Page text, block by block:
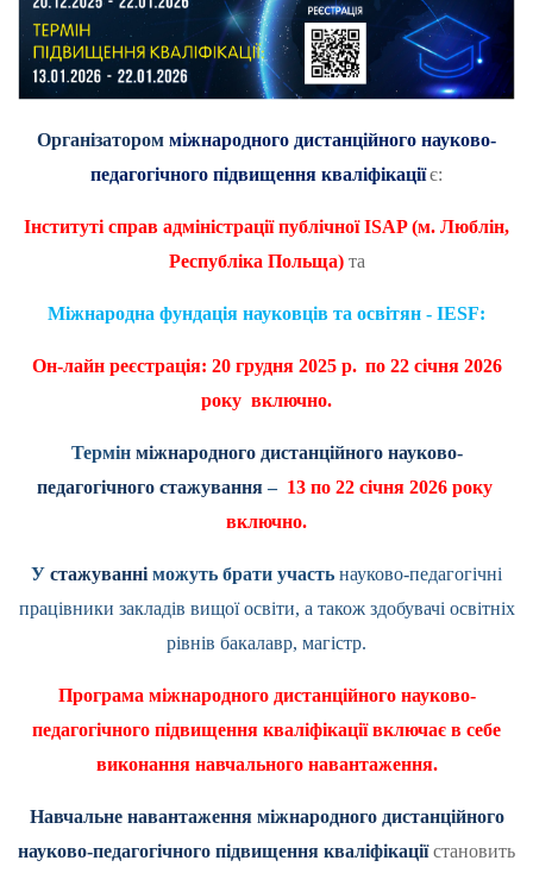
Організатором міжнародного дистанційного науково-
педагогічного підвищення кваліфікаціїє:
Інституті справ адміністрації публічноїISAP(м. Люблін,
Республіка Польща)та
Міжнародна фундація науковців та освітян - IESF:
Он-лайн реєстрація: 20 грудня 2025 р. по 22січня 2026
року включно.
Термін міжнародного дистанційного науково-
педагогічного стажування– 13 по 22січня 2026 року
включно.
У стажуванні можуть брати участь науково-педагогічні
працівники закладів вищої освіти, а також здобувачі освітніх
рівнів бакалавр, магістр.
Програма міжнародного дистанційного науково-
педагогічного підвищення кваліфікації включає в себе
виконання навчального навантаження.
Навчальне навантаження міжнародного дистанційного
науково-педагогічного підвищення кваліфікаціїстановить